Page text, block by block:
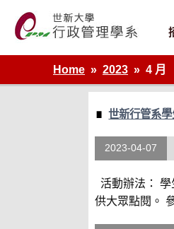
content
世新大學行政管理學系網站
Home 2023 4 月
世新行管系
2023-04-07
活動辦法：
供大眾點閱。